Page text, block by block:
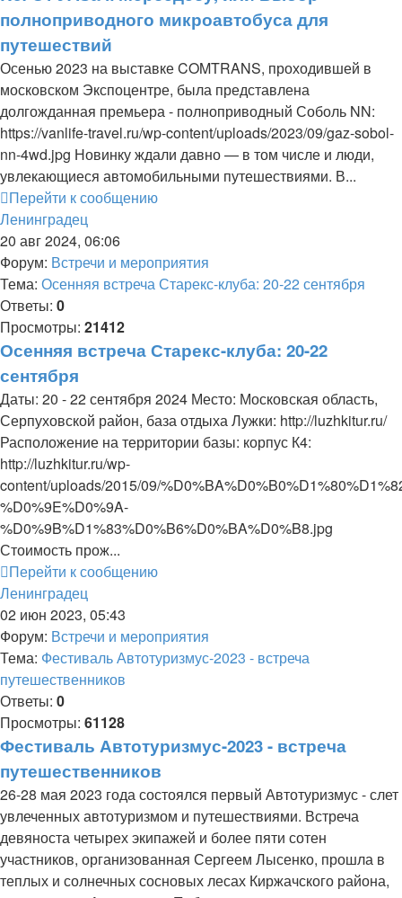
полноприводного микроавтобуса для
путешествий
Осенью 2023 на выставке COMTRANS, проходившей в
московском Экспоцентре, была представлена
долгожданная премьера - полноприводный Соболь NN:
https://vanlife-travel.ru/wp-content/uploads/2023/09/gaz-sobol-
nn-4wd.jpg Новинку ждали давно — в том числе и люди,
увлекающиеся автомобильными путешествиями. В...
Перейти к сообщению
Ленинградец
20 авг 2024, 06:06
Форум: Встречи и мероприятия
Тема: Осенняя встреча Старекс-клуба: 20-22 сентября
Ответы: 0
Просмотры: 21412
Осенняя встреча Старекс-клуба: 20-22
сентября
Даты: 20 - 22 сентября 2024 Место: Московская область,
Серпуховской район, база отдыха Лужки: http://luzhkitur.ru/
Расположение на территории базы: корпус К4:
http://luzhkitur.ru/wp-
content/uploads/2015/09/
%D0%9E%D0%9A-
%D0%9B%D1%83%D0%B6%D0%BA%D0%B8.jpg
Стоимость прож...
Перейти к сообщению
Ленинградец
02 июн 2023, 05:43
Форум: Встречи и мероприятия
Тема: Фестиваль Автотуризмус-2023 - встреча
путешественников
Ответы: 0
Просмотры: 61128
Фестиваль Автотуризмус-2023 - встреча
путешественников
26-28 мая 2023 года состоялся первый Автотуризмус - слет
увлеченных автотуризмом и путешествиями. Встреча
девяноста четырех экипажей и более пяти сотен
участников, организованная Сергеем Лысенко, прошла в
теплых и солнечных сосновых лесах Киржачского района,